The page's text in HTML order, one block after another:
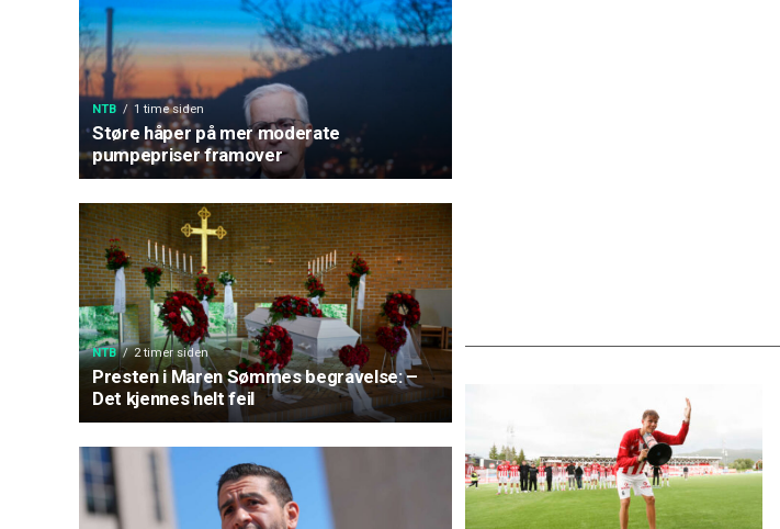
NTB 1 time siden
Støre håper på mer moderate
pumpepriser framover
NTB 2 timer siden
Presten i Maren Sømmes begravelse: –
Det kjennes helt feil